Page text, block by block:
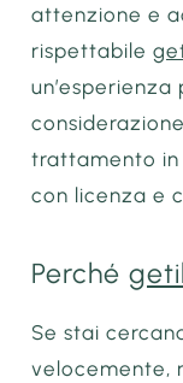
attenzione e
rispettabile
trattamento
con licenza e
Perché
Se stai
velocemente,